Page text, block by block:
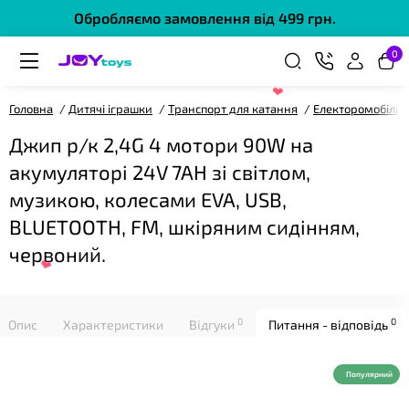
Обробляємо замовлення від 499 грн.
0
Головна Дитячі іграшки Транспорт для катання Електоромобілі
Джип р/к 2,4G 4 мотори 90W на
акумуляторі 24V 7AH зі світлом,
музикою, колесами EVA, USB,
BLUETOOTH, FM, шкіряним сидінням,
червоний.
Опис Характеристики Відгуки 0 Питання - відповідь 0
Популярний
❤